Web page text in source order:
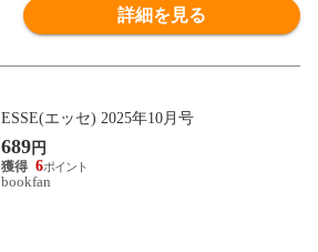
詳細を見る
ESSE(エッセ) 2025年10月号
689円
6
bookfan